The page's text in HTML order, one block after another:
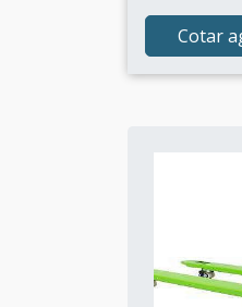
Cotar